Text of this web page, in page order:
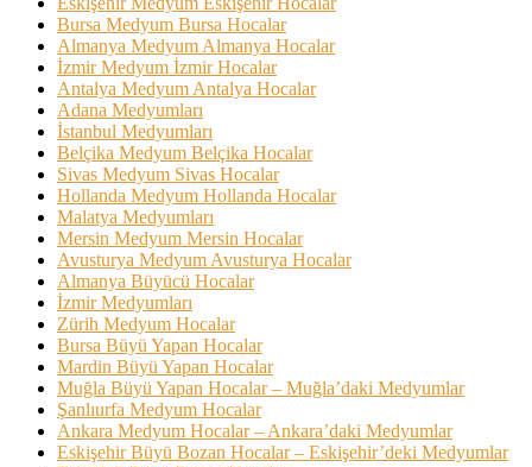
Bursa Medyum Bursa Hocalar
Almanya Medyum Almanya Hocalar
İzmir Medyum İzmir Hocalar
Antalya Medyum Antalya Hocalar
Adana Medyumları
İstanbul Medyumları
Belçika Medyum Belçika Hocalar
Sivas Medyum Sivas Hocalar
Hollanda Medyum Hollanda Hocalar
Malatya Medyumları
Mersin Medyum Mersin Hocalar
Avusturya Medyum Avusturya Hocalar
Almanya Büyücü Hocalar
İzmir Medyumları
Zürih Medyum Hocalar
Bursa Büyü Yapan Hocalar
Mardin Büyü Yapan Hocalar
Muğla Büyü Yapan Hocalar – Muğla’daki Medyumlar
Şanlıurfa Medyum Hocalar
Ankara Medyum Hocalar – Ankara’daki Medyumlar
Eskişehir Büyü Bozan Hocalar – Eskişehir’deki Medyumlar